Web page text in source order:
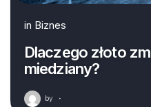
in Biznes
Dlaczego złoto
miedziany?
by ·